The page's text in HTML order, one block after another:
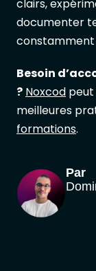
clairs,
documenter
Besoin
? Noxcod
meilleures
formations.
Par